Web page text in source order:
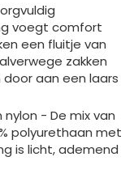
voegt comfort
een fluitje van
zakken
aan een laars
- De mix van
polyurethaan met
is licht, ademend